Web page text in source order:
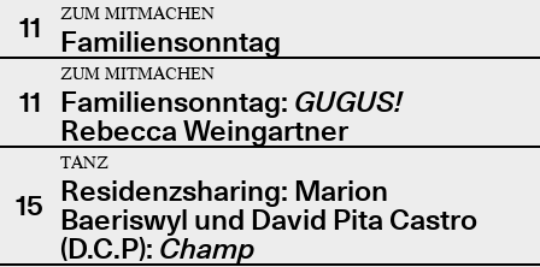
11
ZUM MITMACHEN
Familiensonntag
11
ZUM MITMACHEN
Familiensonntag: GUGUS!
Rebecca Weingartner
15
TANZ
Residenzsharing: Marion
Baeriswyl und David Pita Castro
(D.C.P): Champ